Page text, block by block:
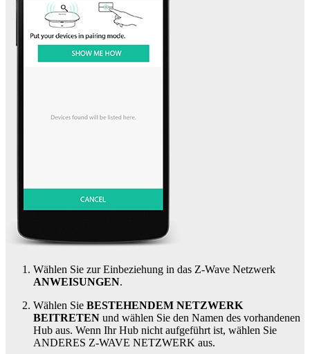
Wählen Sie zur Einbeziehung in das Z-Wave Netzwerk
ANWEISUNGEN.
Wählen Sie BESTEHENDEM NETZWERK
BEITRETEN und wählen Sie den Namen des vorhandenen
Hub aus. Wenn Ihr Hub nicht aufgeführt ist, wählen Sie
ANDERES Z-WAVE NETZWERK aus.